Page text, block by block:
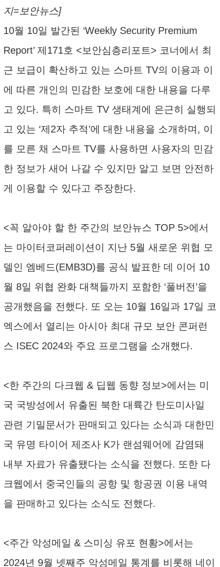
지=보안뉴스]
10월 10일 발간된 ‘Weekly Security Premium
Report’ 제171호 <보안심층리포트> 코너에서 최
근 보급이 확산하고 있는 스마트 TV의 이용과 이
에 따른 개인의 민감한 보호에 대한 내용을 다루
고 있다. 특히 스마트 TV 생태계에 은근히 실행되
고 있는 ‘제2자 추적’에 대한 내용을 소개하며, 이
를 모른 채 스마트 TV를 사용하면 사용자의 민감
한 정보가 새어 나갈 수 있지만 알고 보면 안전하
게 이용할 수 있다고 주장한다.
<꼭 알아야 할 한 주간의 보안뉴스 TOP 5>에서
는 마이터코퍼레이션이 지난 5월 새로운 위협 모
델인 엠베드(EMB3D)를 공식 발표한 데 이어 10
월 8일 위협 완화 대책들까지 포함한 ‘풀버전’을
공개했음을 전했다. 또 오는 10월 16일과 17일 코
엑스에서 열리는 아시아 최대 규모 보안 콘퍼런
스 ISEC 2024와 주요 프로그램을 소개했다.
<한 주간의 다크웹 & 딥웹 동향 정보>에서는 미
국 국방성에서 유출된 북한 대륙간 탄도미사일
관련 기밀문서가 판매되고 있다는 소식과 대한민
국 유명 타이어 제조사 K가 랜섬웨어에 감염돼
내부 자료가 유출됐다는 소식을 전했다. 또한 다
크웹에서 중국인들의 공항 및 항공권 이용 내역
을 판매하고 있다는 소식도 전했다.
<주간 악성메일 & 스미싱 유포 현황>에서는
2024년 9월 넷째주 악성메일 통계를 비롯해 네이